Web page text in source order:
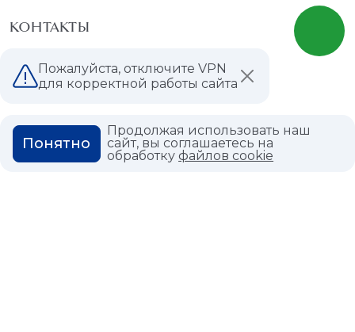
КОНТАКТЫ
МАГАЗИНЫ
ДИЛЕРАМ
ВАКАНСИИ
ВОПРОС ОТВЕТ
Пожалуйста, отключите VPN
для корректной работы сайта
Продолжая использовать наш
сайт, вы соглашаетесь на
обработкуфайлов cookie
Понятно